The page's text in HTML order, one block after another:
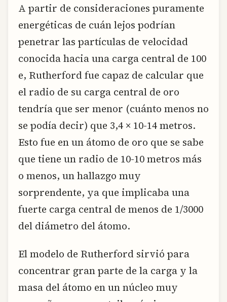
A partir de consideraciones puramente
energéticas de cuán lejos podrían
penetrar las partículas de velocidad
conocida hacia una carga central de 100
e, Rutherford fue capaz de calcular que
el radio de su carga central de oro
tendría que ser menor (cuánto menos no
se podía decir) que 3,4 × 10-14 metros.
Esto fue en un átomo de oro que se sabe
que tiene un radio de 10-10 metros más
o menos, un hallazgo muy
sorprendente, ya que implicaba una
fuerte carga central de menos de 1/3000
del diámetro del átomo.
El modelo de Rutherford sirvió para
concentrar gran parte de la carga y la
masa del átomo en un núcleo muy